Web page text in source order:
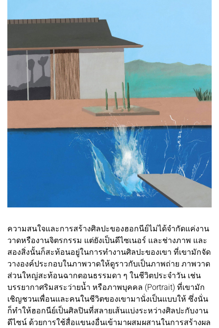
ความสนใจและการสร้างศิลปะของฮอกนีย์ไม่ได้จำกัดแค่งาน
วาดหรืองานจิตรกรรม แต่ยังเป็นดีไซเนอร์ และช่างภาพ และ
สองสิ่งนั้นก็สะท้อนอยู่ในการทำงานศิลปะของเขา ที่เขามักจัด
วางองค์ประกอบในภาพวาดให้ดูราวกับเป็นภาพถ่าย ภาพวาด
ส่วนใหญ่สะท้อนฉากตอนธรรมดา ๆ ในชีวิตประจำวัน เช่น
บรรยากาศริมสระว่ายน้ำ หรือภาพบุคคล (Portrait) ที่เขามัก
เชิญชวนเพื่อนและคนในชีวิตของเขามานั่งเป็นแบบให้ ซึ่งนั่น
ก็ทำให้ฮอกนีย์เป็นศิลปินที่สลายเส้นแบ่งระหว่างศิลปะกับงาน
ดีไซน์ ด้วยการใช้สื่อแขนงอื่นเข้ามาผสมผสานในการสร้างผล